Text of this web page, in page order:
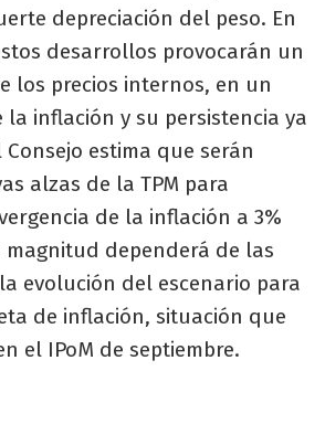
depreciación del peso. En
desarrollos provocarán un
los precios internos, en un
inflación y su persistencia ya
estima que serán
alzas de la TPM para
de la inflación a 3%
magnitud dependerá de las
evolución del escenario para
de inflación, situación que
el IPoM de septiembre.